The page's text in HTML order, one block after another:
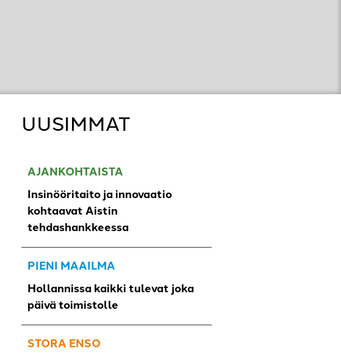
UUSIMMAT
AJANKOHTAISTA
Insinööritaito ja innovaatio
kohtaavat Aistin
tehdashankkeessa
PIENI MAAILMA
Hollannissa kaikki tulevat joka
päivä toimistolle
STORA ENSO